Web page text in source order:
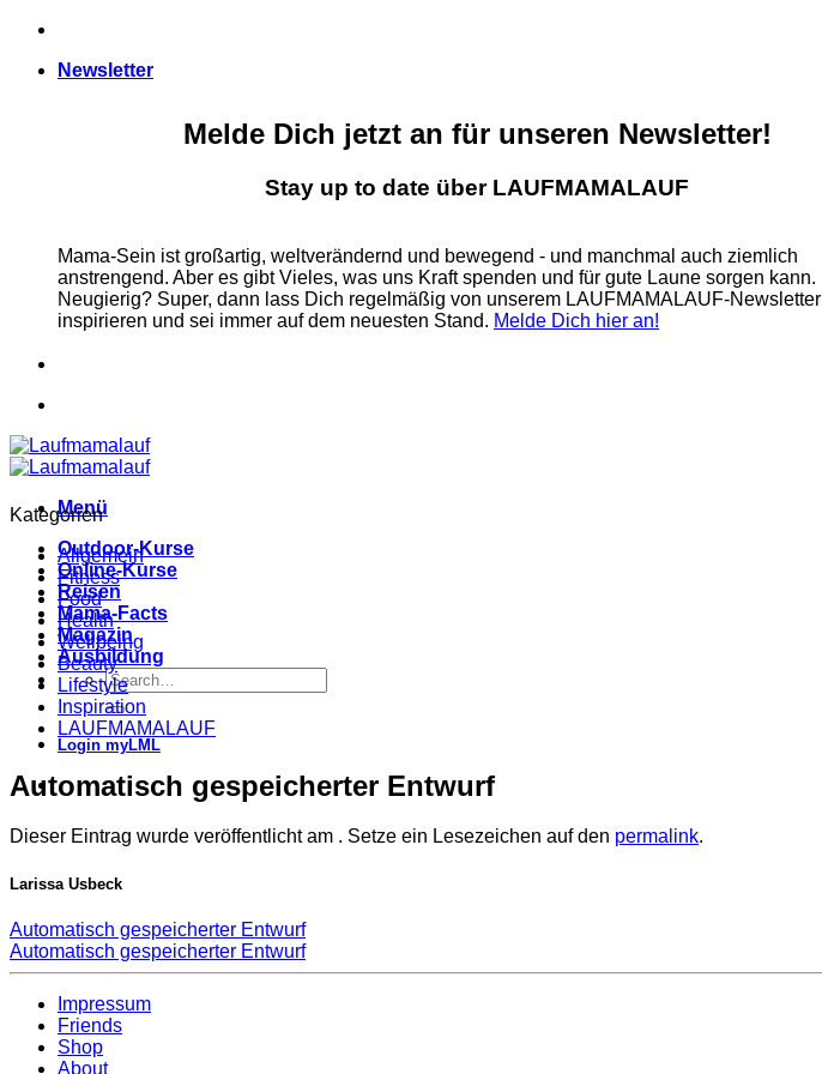
Zum
springenNewsletter
Melde Dich jetzt an für unseren Newsletter!
Stay up to date über LAUFMAMALAUF
Mama-Sein ist großartig, weltverändernd und bewegend - und manchmal auch ziemlich
anstrengend. Aber es gibt Vieles, was uns Kraft spenden und für gute Laune sorgen kann.
Neugierig? Super, dann lass Dich regelmäßig von unserem LAUFMAMALAUF-Newsletter
inspirieren und sei immer auf dem neuesten Stand. Melde Dich hier an!
Menü
Outdoor-Kurse
Online-Kurse
Reisen
Mama-Facts
Magazin
Ausbildung
Login myLML
Kategorien
Allgemein
Fitness
Food
Health
Wellbeing
Beauty
Lifestyle
Inspiration
LAUFMAMALAUF
Automatisch gespeicherter Entwurf
Dieser Eintrag wurde veröffentlicht am . Setze ein Lesezeichen auf den permalink.
Larissa Usbeck
Automatisch gespeicherter Entwurf
Automatisch gespeicherter Entwurf
Impressum
Friends
Shop
About